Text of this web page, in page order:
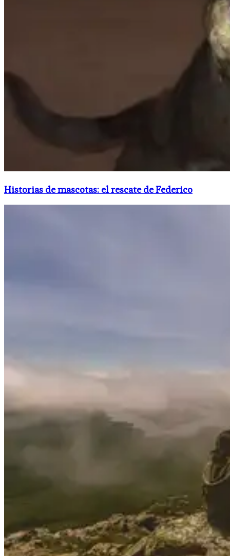
Historias de mascotas: el rescate de Federico